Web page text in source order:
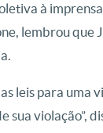
à
lembrou que
leis para uma
sua violação”,